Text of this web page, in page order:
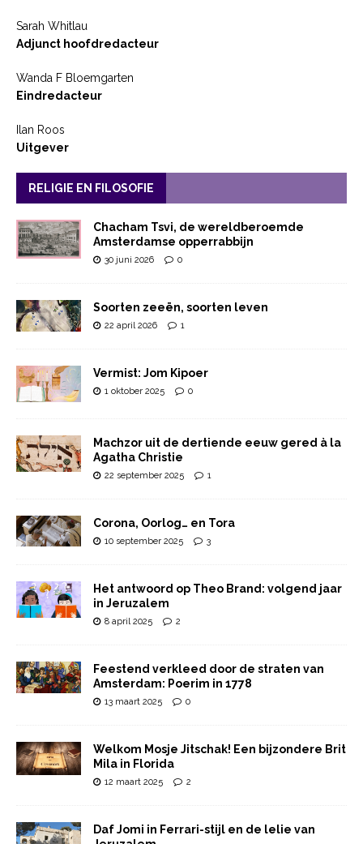
Sarah Whitlau
Adjunct hoofdredacteur
Wanda F Bloemgarten
Eindredacteur
Ilan Roos
Uitgever
RELIGIE EN FILOSOFIE
Chacham Tsvi, de wereldberoemde
Amsterdamse opperrabbijn
30 juni 2026 0
Soorten zeeën, soorten leven
22 april 2026 1
Vermist: Jom Kipoer
1 oktober 2025 0
Machzor uit de dertiende eeuw gered à la
Agatha Christie
22 september 2025 1
Corona, Oorlog… en Tora
10 september 2025 3
Het antwoord op Theo Brand: volgend jaar
in Jeruzalem
8 april 2025 2
Feestend verkleed door de straten van
Amsterdam: Poerim in 1778
13 maart 2025 0
Welkom Mosje Jitschak! Een bijzondere Brit
Mila in Florida
12 maart 2025 2
Daf Jomi in Ferrari-stijl en de lelie van